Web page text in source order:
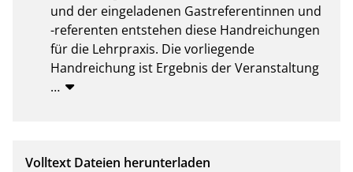
und der eingeladenen Gastreferentinnen und
-referenten entstehen diese Handreichungen
für die Lehrpraxis. Die vorliegende
Handreichung ist Ergebnis der Veranstaltung
…
Volltext Dateien herunterladen